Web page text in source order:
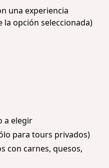
una experiencia
la opción seleccionada)
a elegir
para tours privados)
con carnes, quesos,